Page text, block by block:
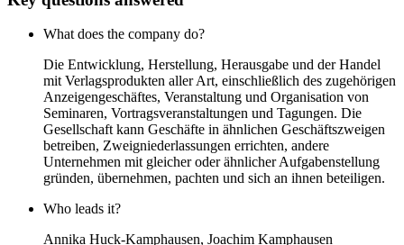
What does the company do?
Die Entwicklung, Herstellung, Herausgabe und der Handel
mit Verlagsprodukten aller Art, einschließlich des zugehörigen
Anzeigengeschäftes, Veranstaltung und Organisation von
Seminaren, Vortragsveranstaltungen und Tagungen. Die
Gesellschaft kann Geschäfte in ähnlichen Geschäftszweigen
betreiben, Zweigniederlassungen errichten, andere
Unternehmen mit gleicher oder ähnlicher Aufgabenstellung
gründen, übernehmen, pachten und sich an ihnen beteiligen.
Who leads it?
Annika Huck-Kamphausen, Joachim Kamphausen